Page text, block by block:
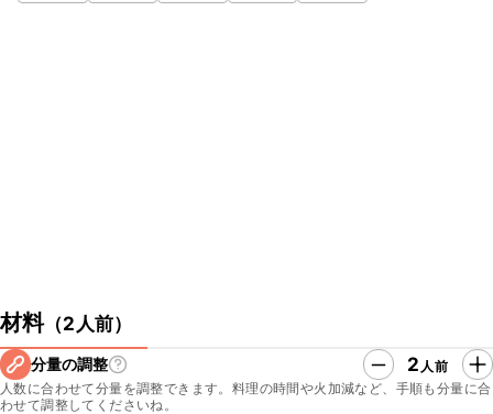
材料（2人前）
分量の調整 2 人前
人数に合わせて分量を調整できます。料理の時間や火加減など、手順も分量に合
わせて調整してくださいね。